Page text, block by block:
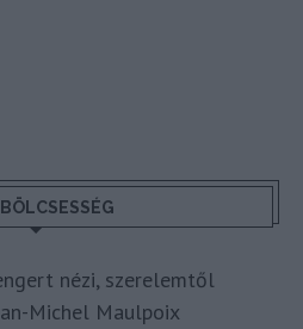
nézi, szerelemtől
Michel Maulpoix